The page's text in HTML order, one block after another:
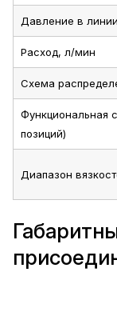
Давление в
Расход, л/мин
Схема
Функциональная
позиций)
Диапазон